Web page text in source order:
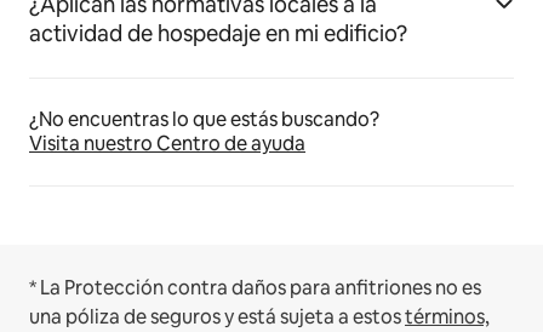
actividad de hospedaje en mi edificio?
¿No encuentras lo que estás buscando?
Visita nuestro Centro de ayuda
* La Protección contra daños para anfitriones no es
una póliza de seguros y está sujeta a estostérminos,